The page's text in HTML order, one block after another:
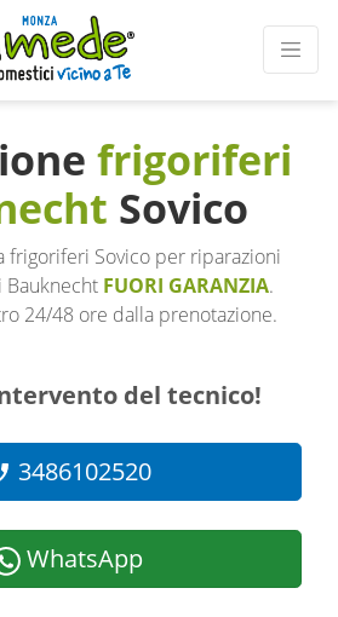
frigoriferi
Sovico
frigoriferi Sovico per riparazioni
FUORI GARANZIA.
24/48 ore dalla prenotazione.
del tecnico!
3486102520
WhatsApp